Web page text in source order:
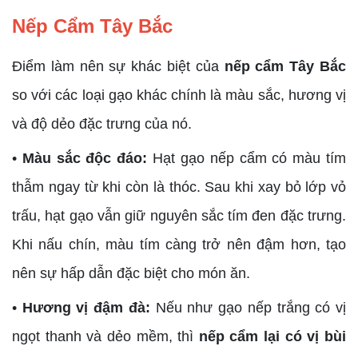
Nếp Cẩm Tây Bắc
Điểm làm nên sự khác biệt của nếp cẩm Tây Bắc
so với các loại gạo khác chính là màu sắc, hương vị
và độ dẻo đặc trưng của nó.
• Màu sắc độc đáo: Hạt gạo nếp cẩm có màu tím
thẫm ngay từ khi còn là thóc. Sau khi xay bỏ lớp vỏ
trấu, hạt gạo vẫn giữ nguyên sắc tím đen đặc trưng.
Khi nấu chín, màu tím càng trở nên đậm hơn, tạo
nên sự hấp dẫn đặc biệt cho món ăn.
• Hương vị đậm đà: Nếu như gạo nếp trắng có vị
ngọt thanh và dẻo mềm, thì nếp cẩm lại có vị bùi